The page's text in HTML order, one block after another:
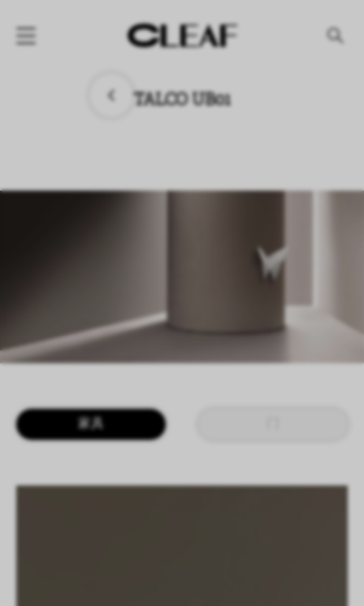
代理商
SHAPING SURFACES
TALCO UB01
家具